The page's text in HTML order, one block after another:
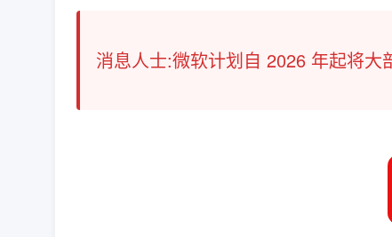
消息人士:微软计划自 2026 年起将